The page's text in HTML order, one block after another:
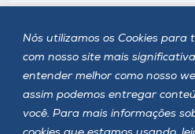
Nós utilizamos os Cookies para
com nosso site mais
entender melhor como nosso
assim podemos entregar
você. Para mais informações
Siga a Unoesc